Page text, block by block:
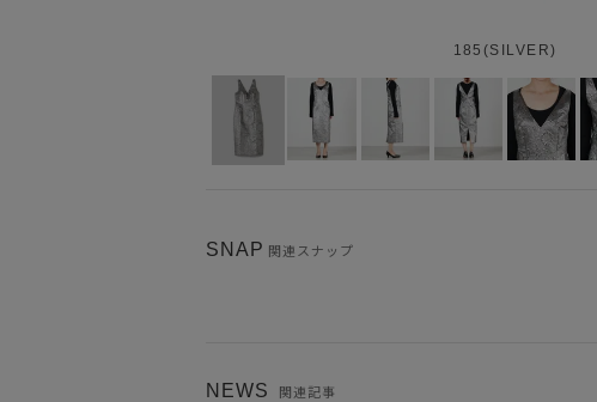
185(SILVER)
SNAP 関連スナップ
NEWS 関連記事